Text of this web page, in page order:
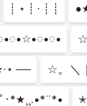
┊ ⋆ ┊ · ┊ ┊
── ☆。＼
ﾟ･*★¸¸.•*¨*•